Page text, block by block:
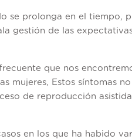
se prolonga en el tiempo,
gestión de las
que nos
mujeres, Estos síntomas
de reproducción
en los que ha habido